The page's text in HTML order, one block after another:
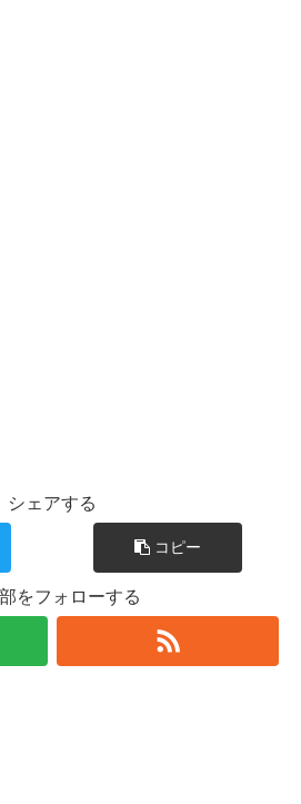
シェアする
コピー
をフォローする